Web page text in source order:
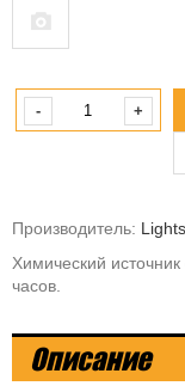
- +
Производитель:
Химический
часов.
Описание